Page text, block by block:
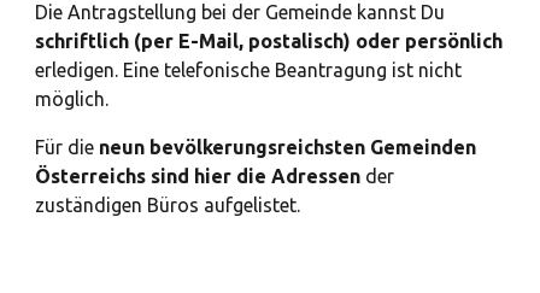
Die Antragstellung bei der Gemeinde kannst Du
schriftlich (per E-Mail, postalisch) oder persönlich
erledigen. Eine telefonische Beantragung ist nicht
möglich.
Für die neun bevölkerungsreichsten Gemeinden
Österreichs sind hier die Adressen der
zuständigen Büros aufgelistet.